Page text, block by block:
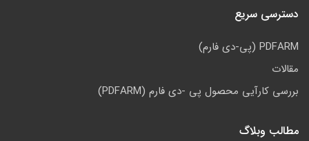
دسترسی سریع
PDFARM (پی-دی فارم)
مقالات
بررسی کارآیی محصول پی -دی فارم (PDFARM)
مطالب وبلاگ